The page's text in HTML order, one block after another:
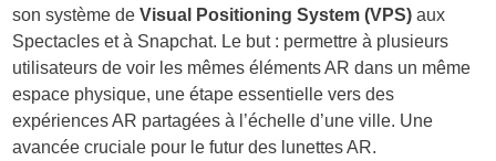
son système deVisual Positioning System (VPS) aux
Spectacles et à Snapchat. Le but : permettre à plusieurs
utilisateurs de voir les mêmes éléments AR dans un même
espace physique, une étape essentielle vers des
expériences AR partagées à l’échelle d’une ville. Une
avancée cruciale pour le futur des lunettes AR.